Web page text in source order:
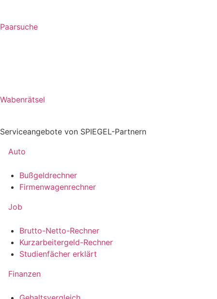
Paarsuche
Wabenrätsel
Serviceangebote von SPIEGEL-Partnern
Auto
Bußgeldrechner
Firmenwagenrechner
Job
Brutto-Netto-Rechner
Kurzarbeitergeld-Rechner
Studienfächer erklärt
Finanzen